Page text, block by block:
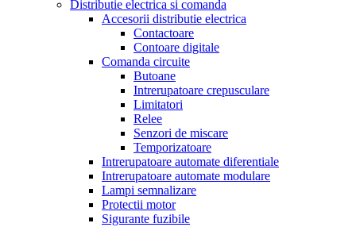
Distributie electrica si comanda
Accesorii distributie electrica
Contactoare
Contoare digitale
Comanda circuite
Butoane
Intrerupatoare crepusculare
Limitatori
Relee
Senzori de miscare
Temporizatoare
Intrerupatoare automate diferentiale
Intrerupatoare automate modulare
Lampi semnalizare
Protectii motor
Sigurante fuzibile